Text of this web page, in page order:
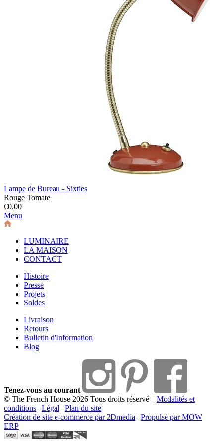
Lampe de Bureau - Sixties
Rouge Tomate
€0.00
Menu
LUMINAIRE
LA MAISON
CONTACT
Histoire
Presse
Projets
Soldes
Livraison
Retours
Bulletin d'Information
Blog
Tenez-vous au courant
© The French House 2026 Tous droits réservé | Modalités et
conditions | Légal | Plan du site
Création de site e-commerce par 2Dmedia | Propulsé par MOW
ERP